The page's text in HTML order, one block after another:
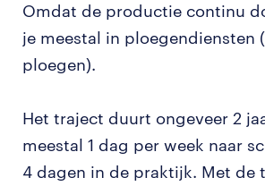
Omdat de productie continu
je meestal in ploegendiensten
ploegen).
Het traject duurt ongeveer 2
meestal 1 dag per week naar
4 dagen in de praktijk. Met de